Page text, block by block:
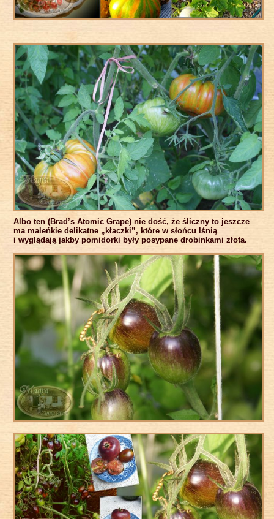
Albo ten (Brad’s Atomic Grape) nie dość, że śliczny to jeszcze
ma maleńkie delikatne „kłaczki”, które w słońcu lśnią
i wyglądają jakby pomidorki były posypane drobinkami złota.